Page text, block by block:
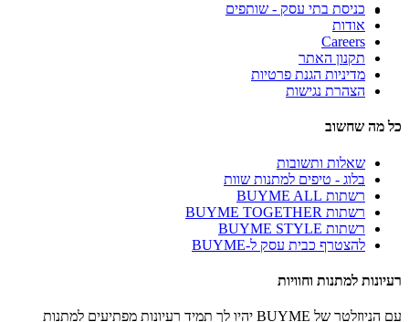
כניסת בתי עסק - שותפים
אודות
Careers
תקנון האתר
מדיניות הגנת פרטיות
הצהרת נגישות
כל מה שחשוב
שאלות ותשובות
בלוג - טיפים למתנות שוות
רשתות BUYME ALL
רשתות BUYME TOGETHER
רשתות BUYME STYLE
להצטרף כבית עסק ל-BUYME
רעיונות למתנות וחוויות
עם הניוזלטר של BUYME יהיו לך תמיד רעיונות מפתיעים למתנות